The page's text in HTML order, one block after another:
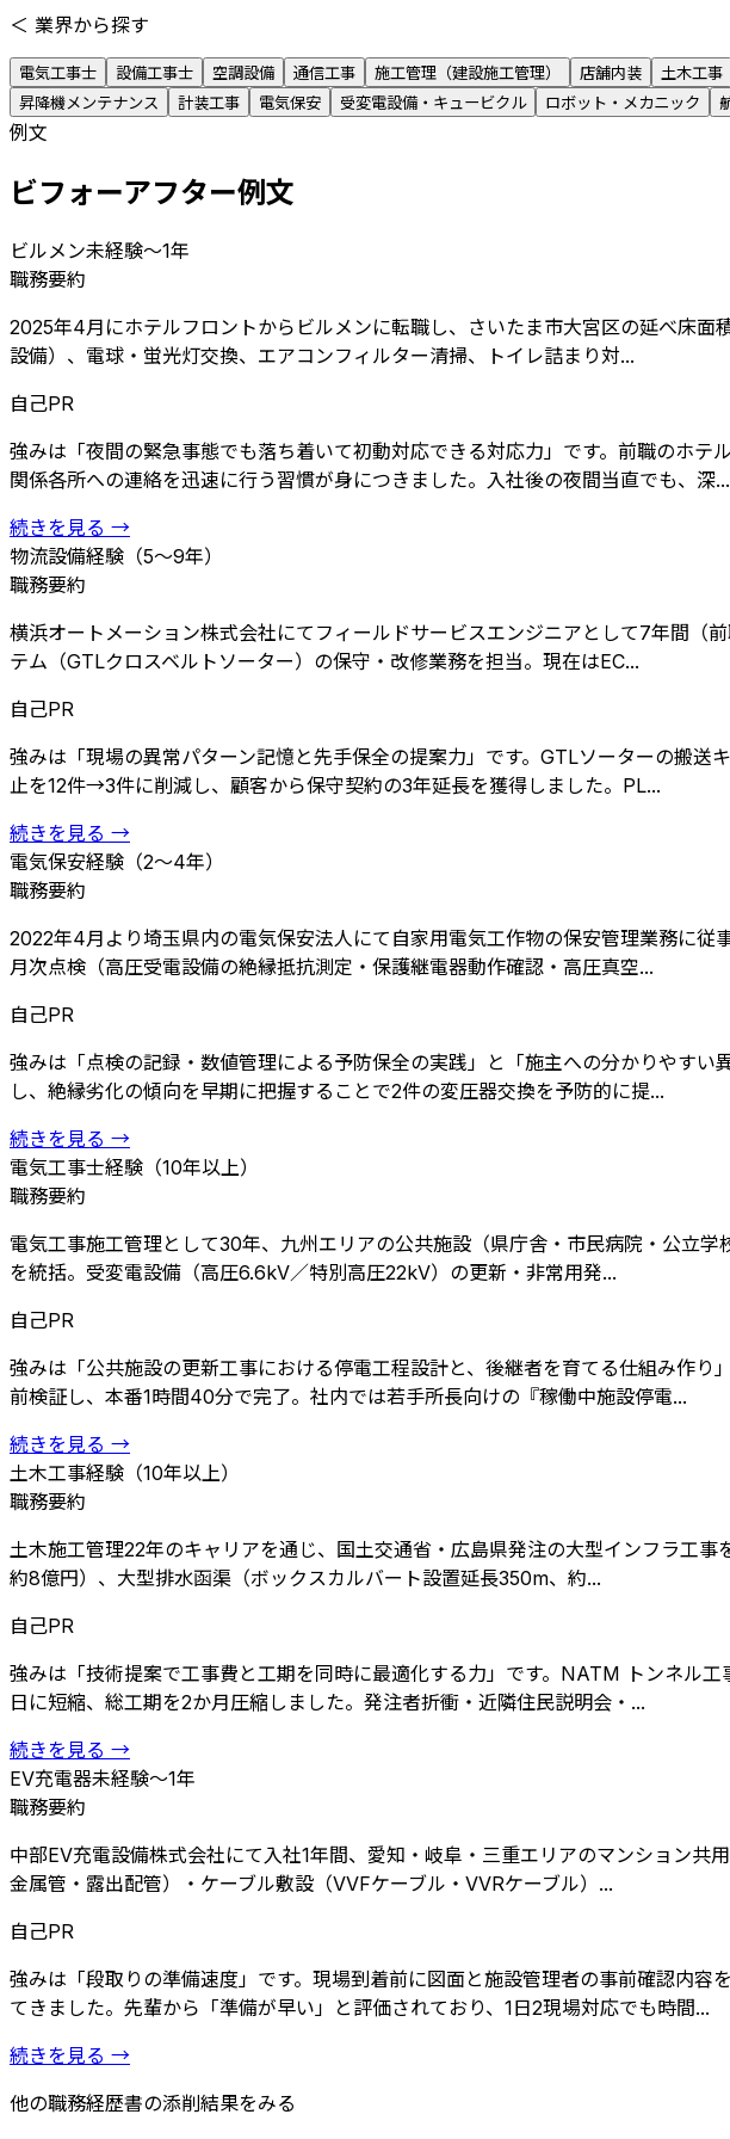
＜ 業界から探す
電気工事士 設備工事士 空調設備 通信工事 施工管理（建設施工管理） 店舗内装 土木工事
昇降機メンテナンス
計装工事 電気保安 受変電設備・キュービクル ロボット・メカニック
例文
ビフォーアフター例文
ビルメン未経験〜1年
職務要約
2025年4月にホテルフロントからビルメンに転職し、さいたま市大宮区の延べ床
設備）、電球・蛍光灯交換、エアコンフィルター清掃、トイレ詰まり対...
自己PR
強みは「夜間の緊急事態でも落ち着いて初動対応できる対応力」です。前職のホ
関係各所への連絡を迅速に行う習慣が身につきました。入社後の夜間当直でも、深...
続きを見る →
物流設備経験（5〜9年）
職務要約
横浜オートメーション株式会社にてフィールドサービスエンジニアとして7年間（
テム（GTLクロスベルトソーター）の保守・改修業務を担当。現在はEC...
自己PR
強みは「現場の異常パターン記憶と先手保全の提案力」です。GTLソーターの搬
止を12件→3件に削減し、顧客から保守契約の3年延長を獲得しました。PL...
続きを見る →
電気保安経験（2〜4年）
職務要約
2022年4月より埼玉県内の電気保安法人にて自家用電気工作物の保安管理業務に
月次点検（高圧受電設備の絶縁抵抗測定・保護継電器動作確認・高圧真空...
自己PR
強みは「点検の記録・数値管理による予防保全の実践」と「施主への分かりやす
し、絶縁劣化の傾向を早期に把握することで2件の変圧器交換を予防的に提...
続きを見る →
電気工事士経験（10年以上）
職務要約
電気工事施工管理として30年、九州エリアの公共施設（県庁舎・市民病院・公立
を統括。受変電設備（高圧6.6kV／特別高圧22kV）の更新・非常用発...
自己PR
強みは「公共施設の更新工事における停電工程設計と、後継者を育てる仕組み作
前検証し、本番1時間40分で完了。社内では若手所長向けの『稼働中施設停電...
続きを見る →
土木工事経験（10年以上）
職務要約
土木施工管理22年のキャリアを通じ、国土交通省・広島県発注の大型インフラ工
約8億円）、大型排水函渠（ボックスカルバート設置延長350m、約...
自己PR
強みは「技術提案で工事費と工期を同時に最適化する力」です。NATM トンネル
日に短縮、総工期を2か月圧縮しました。発注者折衝・近隣住民説明会・...
続きを見る →
EV充電器未経験〜1年
職務要約
中部EV充電設備株式会社にて入社1年間、愛知・岐阜・三重エリアのマンション
金属管・露出配管）・ケーブル敷設（VVFケーブル・VVRケーブル）...
自己PR
強みは「段取りの準備速度」です。現場到着前に図面と施設管理者の事前確認内
てきました。先輩から「準備が早い」と評価されており、1日2現場対応でも時間...
続きを見る →
他の職務経歴書の添削結果をみる